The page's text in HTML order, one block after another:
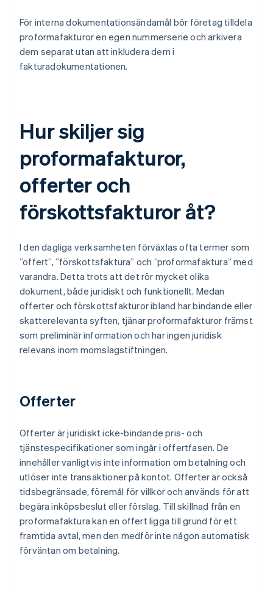
För interna dokumentationsändamål bör företag tilldela
proformafakturor en egen nummerserie och arkivera
dem separat utan att inkludera dem i
fakturadokumentationen.
Hur skiljer sig
proformafakturor,
offerter och
förskottsfakturor åt?
I den dagliga verksamheten förväxlas ofta termer som
”offert”, ”förskottsfaktura” och ”proformafaktura” med
varandra. Detta trots att det rör mycket olika
dokument, både juridiskt och funktionellt. Medan
offerter och förskottsfakturor ibland har bindande eller
skatterelevanta syften, tjänar proformafakturor främst
som preliminär information och har ingen juridisk
relevans inom momslagstiftningen.
Offerter
Offerter är juridiskt icke-bindande pris- och
tjänstespecifikationer som ingår i offertfasen. De
innehåller vanligtvis inte information om betalning och
utlöser inte transaktioner på kontot. Offerter är också
tidsbegränsade, föremål för villkor och används för att
begära inköpsbeslut eller förslag. Till skillnad från en
proformafaktura kan en offert ligga till grund för ett
framtida avtal, men den medför inte någon automatisk
förväntan om betalning.